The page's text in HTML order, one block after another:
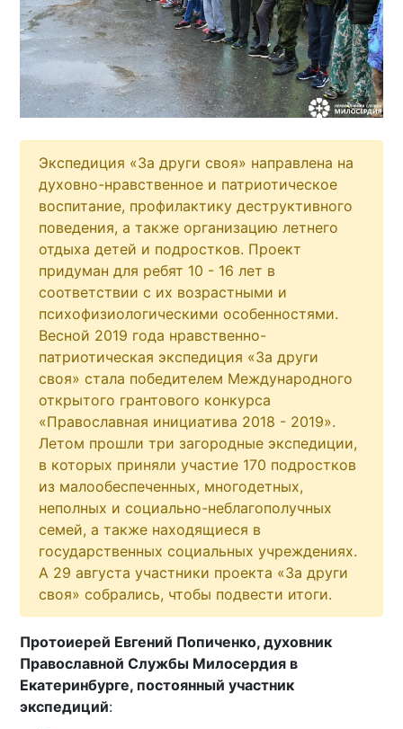
Экспедиция «За други своя» направлена на
духовно-нравственное и патриотическое
воспитание, профилактику деструктивного
поведения, а также организацию летнего
отдыха детей и подростков. Проект
придуман для ребят 10 - 16 лет в
соответствии с их возрастными и
психофизиологическими особенностями.
Весной 2019 года нравственно-
патриотическая экспедиция «За други
своя» стала победителем Международного
открытого грантового конкурса
«Православная инициатива 2018 - 2019».
Летом прошли три загородные экспедиции,
в которых приняли участие 170 подростков
из малообеспеченных, многодетных,
неполных и социально-неблагополучных
семей, а также находящиеся в
государственных социальных учреждениях.
А 29 августа участники проекта «За други
своя» собрались, чтобы подвести итоги.
Протоиерей Евгений Попиченко, духовник
Православной Службы Милосердия в
Екатеринбурге, постоянный участник
экспедиций: